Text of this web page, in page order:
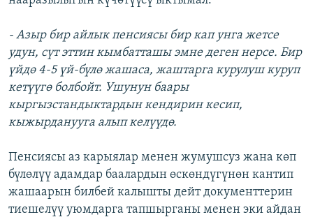
- Азыр бир айлык пенсиясы бир кап унга жетсе
удун, сүт эттин кымбатташы эмне деген нерсе. Бир
үйдө 4-5 үй-бүлө жашаса, жаштарга курулуш куруп
кетүүгө болбойт. Ушунун баары
кыргызстандыктардын кендирин кесип,
кыжырданууга алып келүүдө.
Пенсиясы аз карыялар менен жумушсуз жана көп
бүлөлүү адамдар баалардын өскөндүгүнөн кантип
жашаарын билбей калышты дейт документтерин
тиешелүү уюмдарга тапшырганы менен эки айдан